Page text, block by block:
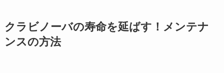
クラビノーバの寿命を延ばす！メンテナ
ンスの方法